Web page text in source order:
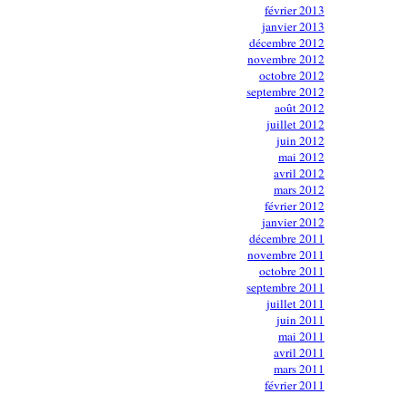
février 2013
janvier 2013
décembre 2012
novembre 2012
octobre 2012
septembre 2012
août 2012
juillet 2012
juin 2012
mai 2012
avril 2012
mars 2012
février 2012
janvier 2012
décembre 2011
novembre 2011
octobre 2011
septembre 2011
juillet 2011
juin 2011
mai 2011
avril 2011
mars 2011
février 2011